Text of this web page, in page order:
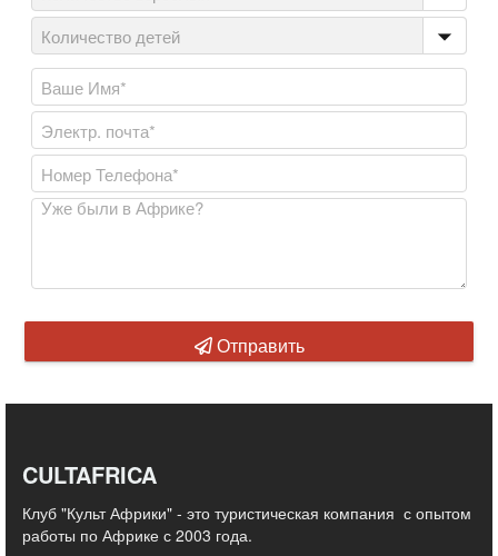
Отправить
CULTAFRICA
Клуб "Культ Африки" - это туристическая компания с опытом
работы по Африке с 2003 года.